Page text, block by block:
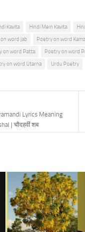
Kavita Hindi Mein Kavita
word Jab Poetry on word
on word Patta Poetry on word
on word Utarna Urdu Poetry
Lyrics Meaning
| चौदहवीं शब